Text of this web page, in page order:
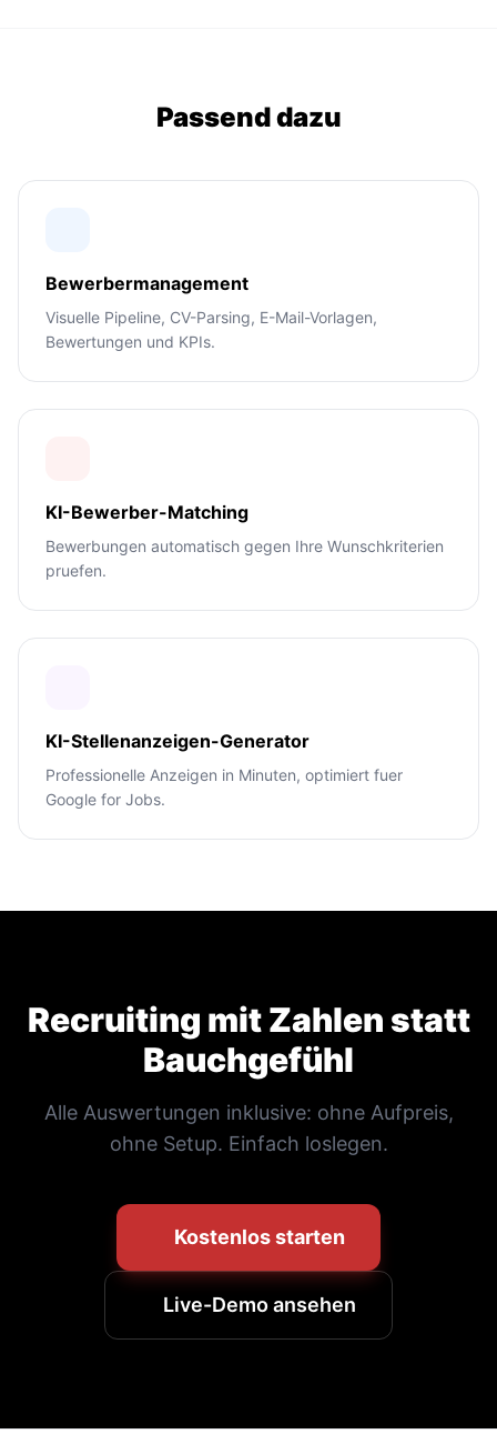
Passend dazu
Bewerbermanagement
Visuelle Pipeline, CV-Parsing, E-Mail-Vorlagen,
Bewertungen und KPIs.
KI-Bewerber-Matching
Bewerbungen automatisch gegen Ihre Wunschkriterien
pruefen.
KI-Stellenanzeigen-Generator
Professionelle Anzeigen in Minuten, optimiert fuer
Google for Jobs.
Recruiting mit Zahlen statt
Bauchgefühl
Alle Auswertungen inklusive: ohne Aufpreis,
ohne Setup. Einfach loslegen.
Kostenlos starten
Live-Demo ansehen